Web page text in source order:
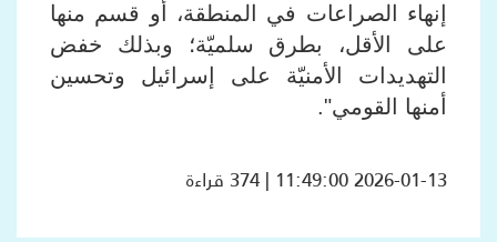
إنهاء الصراعات في المنطقة، أو قسم منها
على الأقل، بطرق سلميّة؛ وبذلك خفض
التهديدات الأمنيّة على إسرائيل وتحسين
أمنها القومي".
2026-01-13 11:49:00 | 374 قراءة